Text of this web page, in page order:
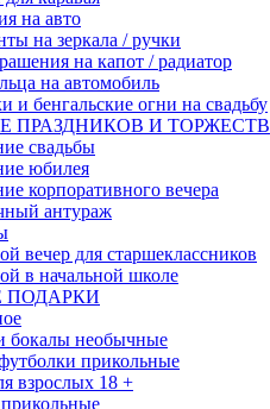
на авто
на зеркала / ручки
на капот / радиатор
на автомобиль
и бенгальские огни на свадьбу
ПРАЗДНИКОВ И ТОРЖЕСТВ
свадьбы
юбилея
корпоративного вечера
антураж
вечер для старшеклассников
в начальной школе
ПОДАРКИ
бокалы необычные
прикольные
взрослых 18 +